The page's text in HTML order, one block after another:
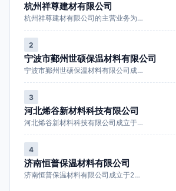
杭州祥尊建材有限公司
杭州祥尊建材有限公司的主营业务为…
2
宁波市鄞州世硕保温材料有限公司
宁波市鄞州世硕保温材料有限公司成…
3
河北烯谷新材料科技有限公司
河北烯谷新材料科技有限公司成立于…
4
济南恒普保温材料有限公司
济南恒普保温材料有限公司成立于2…